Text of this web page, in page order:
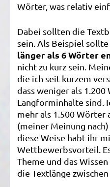
Wörter, was relativ
Dabei sollten die
sein. Als Beispiel
länger als 6 Wörter
nicht zu kurz sein.
die ich seit kurzem
dass weniger als
Langforminhalte sind.
mehr als 1.500 Wörter
(meiner Meinung
diese Weise habt ihr
Wettbewerbsvorteil.
Theme und das
die Textlänge